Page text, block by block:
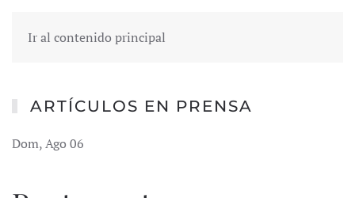
Ir al contenido principal
ARTÍCULOS EN PRENSA
Dom, Ago 06